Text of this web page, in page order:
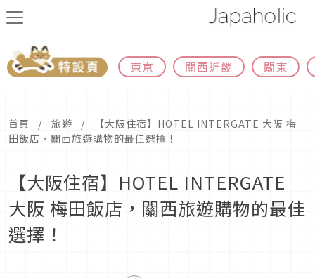
東京 關西近畿 關東
首頁 旅遊
【大阪住宿】HOTEL INTERGATE 大阪 梅
田飯店，關西旅遊購物的最佳選擇！
【大阪住宿】HOTEL INTERGATE
大阪 梅田飯店，關西旅遊購物的最佳
選擇！